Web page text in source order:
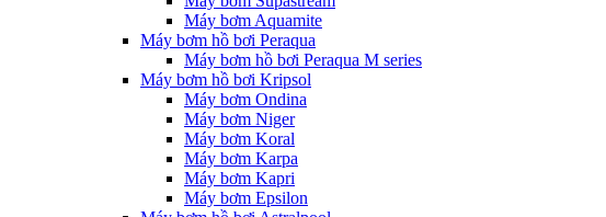
Máy bơm Aquamite
Máy bơm hồ bơi Peraqua
Máy bơm hồ bơi Peraqua M series
Máy bơm hồ bơi Kripsol
Máy bơm Ondina
Máy bơm Niger
Máy bơm Koral
Máy bơm Karpa
Máy bơm Kapri
Máy bơm Epsilon